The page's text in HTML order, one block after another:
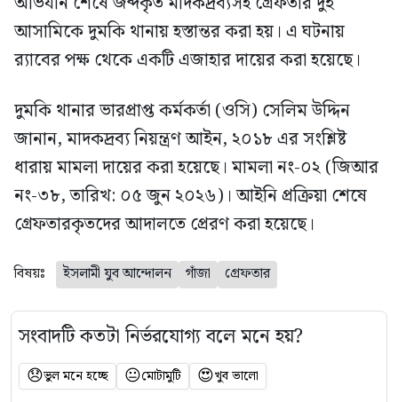
আসামিকে দুমকি থানায় হস্তান্তর করা হয়। এ ঘটনায়
র‍্যাবের পক্ষ থেকে একটি এজাহার দায়ের করা হয়েছে।
দুমকি থানার ভারপ্রাপ্ত কর্মকর্তা (ওসি) সেলিম উদ্দিন
জানান, মাদকদ্রব্য নিয়ন্ত্রণ আইন, ২০১৮ এর সংশ্লিষ্ট
ধারায় মামলা দায়ের করা হয়েছে। মামলা নং-০২ (জিআর
নং-৩৮, তারিখ: ০৫ জুন ২০২৬)। আইনি প্রক্রিয়া শেষে
গ্রেফতারকৃতদের আদালতে প্রেরণ করা হয়েছে।
বিষয়ঃ ইসলামী যুব আন্দোলন গাঁজা গ্রেফতার
সংবাদটি কতটা নির্ভরযোগ্য বলে মনে হয়?
😞ভুল মনে হচ্ছে 😐মোটামুটি 😍খুব ভালো